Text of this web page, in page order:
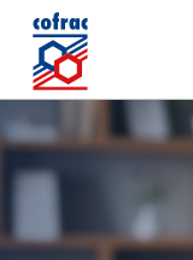
Aller au contenu